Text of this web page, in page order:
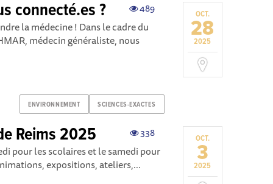
OCT.
28
2025
489
connecté.es ?
la médecine ! Dans le cadre du
médecin généraliste, nous
ENVIRONNEMENT SCIENCES-EXACTES
OCT.
3
2025
338
Reims 2025
pour les scolaires et le samedi pour
expositions, ateliers,...